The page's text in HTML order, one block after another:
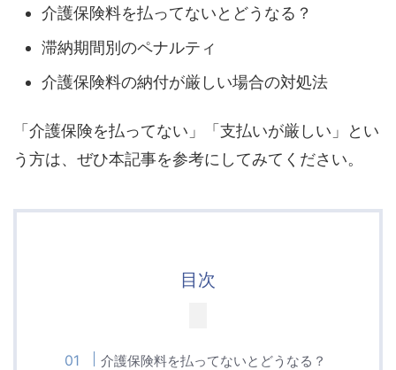
介護保険料を払ってないとどうなる？
滞納期間別のペナルティ
介護保険料の納付が厳しい場合の対処法
「介護保険を払ってない」「支払いが厳しい」とい
う方は、ぜひ本記事を参考にしてみてください。
目次
介護保険料を払ってないとどうなる？